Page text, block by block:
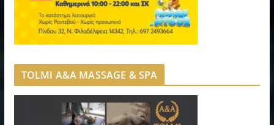
TOLMI A&A MASSAGE & SPA